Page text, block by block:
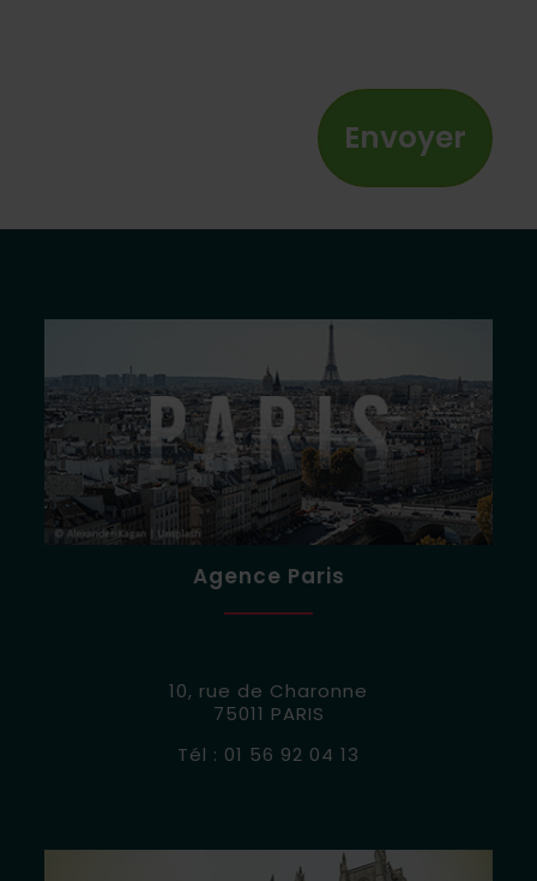
Agence Paris
10, rue de Charonne
75011 PARIS
Tél : 01 56 92 04 13